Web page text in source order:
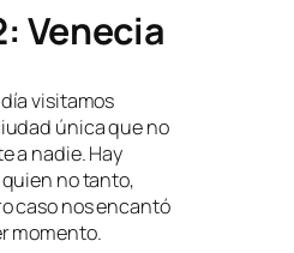
Venecia
visitamos
única que no
a nadie. Hay
no tanto,
caso nos encantó
momento.